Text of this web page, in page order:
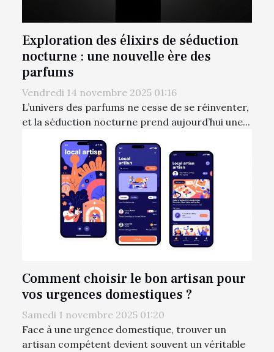
Exploration des élixirs de séduction
nocturne : une nouvelle ère des
parfums
Vendredi 14 novembre 2025 01:16
L’univers des parfums ne cesse de se réinventer,
et la séduction nocturne prend aujourd’hui une...
Comment choisir le bon artisan pour
vos urgences domestiques ?
Samedi 1 novembre 2025 01:20
Face à une urgence domestique, trouver un
artisan compétent devient souvent un véritable